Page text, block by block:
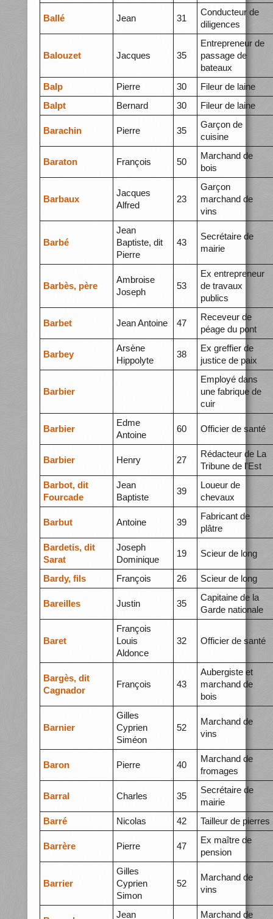
Ballé Jean 31
Conducteur de
diligences
Balouzet Jacques 35
Entrepreneur de
passage de
bateaux
Balp
Pierre 30
Fileur de laine
Balpt
Bernard 30 Fileur de laine
Barachin Pierre 35
Garçon de
cuisine
Baraton François 50
Marchand de
bois
Barbaux
Jacques
Alfred
23
Garçon
marchand de
vins
Barbé
Jean
Baptiste, dit
Pierre
43
Secrétaire de
mairie
Barbès, père
Ambroise
Joseph
53
Ex entrepreneur
de travaux
publics
Barbet Jean Antoine 47
Receveur de
péage du pont
Barbey
Arsène
Hippolyte
38
Ex greffier de
justice de paix
Barbier
Employé dans
une fabrique de
cuir
Barbier
Edme
Antoine
60 Officier de santé
Barbier Henry 27
Rédacteur de La
Tribune de l'Est
Barbot, dit
Fourcade
Jean
Baptiste
39
Loueur de
chevaux
Barbut Antoine 39
Fabricant de
plâtre
Bardetis, dit
Sarat
Joseph
Dominique
19 Scieur de long
Bardy, fils François 26 Scieur de long
Bareilles Justin 35
Capitaine de la
Garde nationale
Baret
François
Louis
Aldonce
32 Officier de santé
Bargès, dit
Cagnador
François 43
Aubergiste et
marchand de
bois
Barnier
Gilles
Cyprien
Siméon
52
Marchand de
vins
Baron Pierre 40
Marchand de
fromages
Barral Charles 35
Secrétaire de
mairie
Barré
Nicolas 42 Tailleur de pierres
Barrère Pierre 47
Ex maître de
pension
Barrier
Gilles
Cyprien
Simon
52
Marchand de
vins
Jean Marchand de